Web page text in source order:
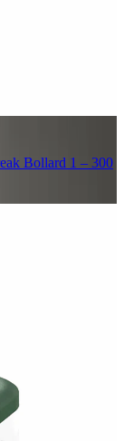
Bollard 1 – 300